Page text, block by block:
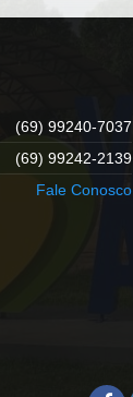
(69) 99240-7037
(69) 99242-2139
Fale Conosco